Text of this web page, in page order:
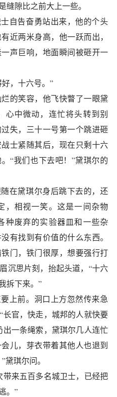
缝隙比之前大上一些。
自告奋勇站出来，他的个头
近两米身高，他一跃而出，
声巨响，地面瞬间被砸开一
，十六号。”
的笑容，他飞快瞥了一眼黛
心中微动，连忙将头转到别
失，三十一号第一个跳进砸
士紧随其后，现在只剩十六
“我们也下去吧！”黛琪尔的
在黛琪尔身后跳下去的，还
，相视一笑。这是一间杂物
种废弃的实验器皿和一些杂
有找到有价值的什么东西。
门，铁门很厚，想要强行打
沉思片刻，抬起头道，“十六
拆下来。”
上前。洞口上方忽然传来急
官，快走，城邦的人就快要
一条绳索，黛琪尔几人连忙
儿，芽衣带着其他人也退到
琪尔问。
来五百多名城卫士，已经把
。”